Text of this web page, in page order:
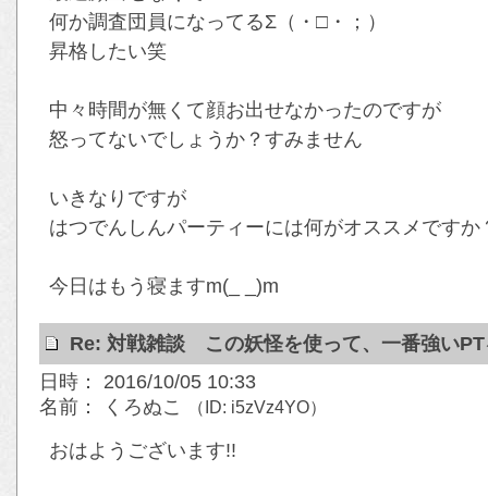
何か調査団員になってるΣ（・□・；）
昇格したい笑
中々時間が無くて顔お出せなかったのですが
怒ってないでしょうか？すみません
いきなりですが
はつでんしんパーティーには何がオススメですか
今日はもう寝ますm(_ _)m
Re: 対戦雑談 この妖怪を使って、一番強い
日時： 2016/10/05 10:33
名前： くろぬこ
（ID: i5zVz4YO）
おはようございます!!